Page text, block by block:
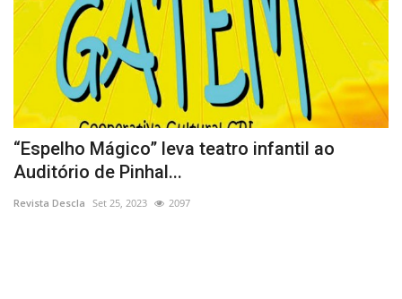
“Espelho Mágico” leva teatro infantil ao
Auditório de Pinhal...
Revista Descla Set 25, 2023 2097